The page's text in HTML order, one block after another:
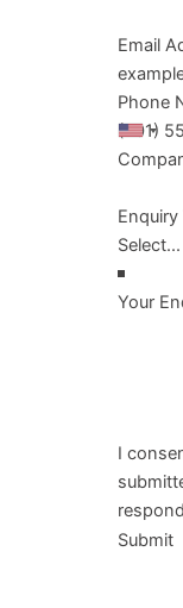
Email
Phone
Enquiry
Your
I
Submit